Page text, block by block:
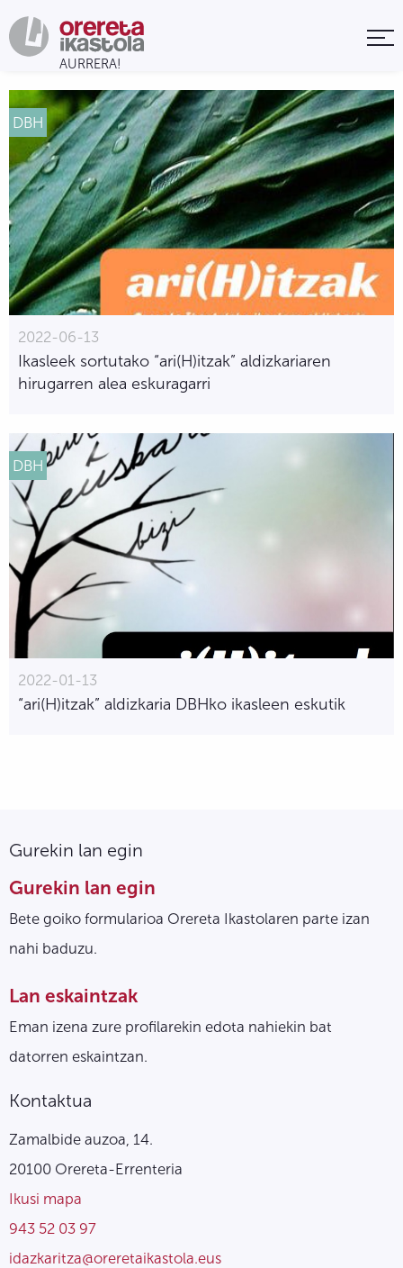
DBH
2022-06-13
Ikasleek sortutako “ari(H)itzak” aldizkariaren
hirugarren alea eskuragarri
DBH
2022-01-13
“ari(H)itzak” aldizkaria DBHko ikasleen eskutik
Gurekin lan egin
Gurekin lan egin
Bete goiko formularioa Orereta Ikastolaren parte izan
nahi baduzu.
Lan eskaintzak
Eman izena zure profilarekin edota nahiekin bat
datorren eskaintzan.
Kontaktua
Zamalbide auzoa, 14.
20100 Orereta-Errenteria
Ikusi mapa
943 52 03 97
idazkaritza@oreretaikastola.eus